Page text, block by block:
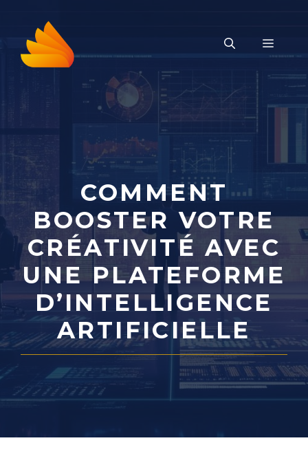
contenu
MENU
COMMENT
BOOSTER VOTRE
CRÉATIVITÉ AVEC
UNE PLATEFORME
D’INTELLIGENCE
ARTIFICIELLE